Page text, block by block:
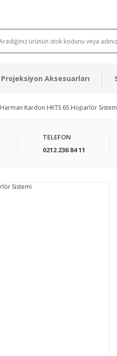
Projeksiyon Aksesuarları
Harman Kardon HKTS 65 Hoparlör
TELEFON
0212 236 84 11